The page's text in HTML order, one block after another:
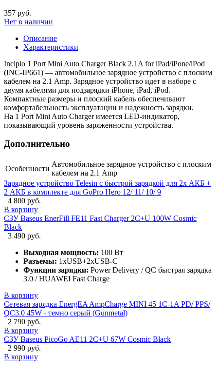
357 руб.
Нет в наличии
Описание
Характеристики
Incipio 1 Port Mini Auto Charger Black 2.1A for iPad/iPone/iPod
(INC-IP661) — автомобильное зарядное устройство с плоским
кабелем на 2.1 Amp. Зарядное устройство идет в наборе с
двумя кабелями для подзарядки iPhone, iPad, iPod.
Компактные размеры и плоский кабель обеспечивают
комфортабельность эксплуатации и надежность зарядки.
На 1 Port Mini Auto Charger имеется LED-индикатор,
показывающий уровень заряженности устройства.
Дополнительно
Особенности
Автомобильное зарядное устройство с плоским
кабелем на 2.1 Amp
Зарядное устройство Telesin с быстрой зарядкой для 2х АКБ +
2 АКБ в комплекте для GoPro Hero 12/ 11/ 10/ 9
4 800 руб.
В корзину
СЗУ Baseus EnerFill FE11 Fast Charger 2C+U 100W Cosmic
Black
3 490 руб.
Выходная мощность: 100 Вт
Разъемы: 1xUSB+2xUSB-C
Функции зарядки: Power Delivery / QC быстрая зарядка
3.0 / HUAWEI Fast Charge
В корзину
Сетевая зарядка EnergEA AmpCharge MINI 45 1C-1A PD/ PPS/
QC3.0 45W - темно серый (Gunmetal)
2 790 руб.
В корзину
СЗУ Baseus PicoGo AE11 2C+U 67W Cosmic Black
2 990 руб.
В корзину